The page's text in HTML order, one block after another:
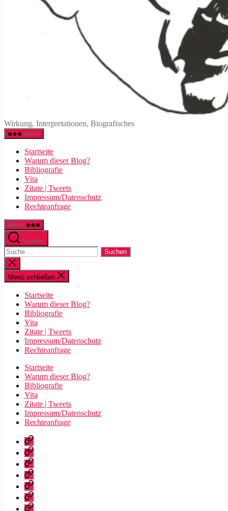
Walter
Mehring
Wirkung, Interpretationen, Biografisches
Menü
Startseite
Warum dieser Blog?
Bibliografie
Vita
Zitate | Tweets
Impressum/Datenschutz
Rechteanfrage
Menü
Suchen
Suche
nach:
Suche
schließen
Menü schließen
Startseite
Warum dieser Blog?
Bibliografie
Vita
Zitate | Tweets
Impressum/Datenschutz
Rechteanfrage
Startseite
Warum dieser Blog?
Bibliografie
Vita
Zitate | Tweets
Impressum/Datenschutz
Rechteanfrage
Startseite
Warum
dieser
Blog?
Bibliografie
Vita
Zitate
|
Tweets
Impressum/Datenschutz
Rechteanfrage